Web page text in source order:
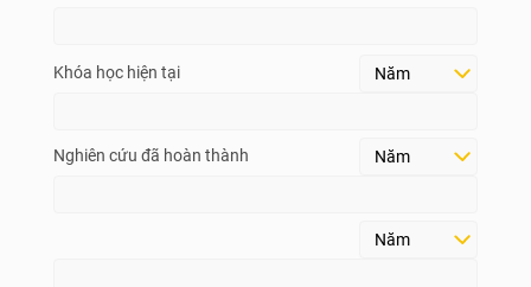
Khóa học hiện tại
Nghiên cứu đã hoàn thành